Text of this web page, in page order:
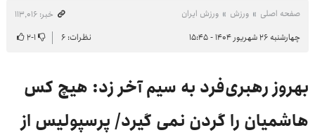
صفحه اصلی ورزش ورزش ایران
خبر: ۱۱۳٬۰۱۶
چهارشنبه ۲۶ شهریور ۱۴۰۴ - ۱۵:۴۵
نظرات: ۶ ۱-۲
بهروز رهبری‌فرد به سیم آخر زد: هیچ کس
هاشمیان را گردن نمی گیرد/ پرسپولیس از